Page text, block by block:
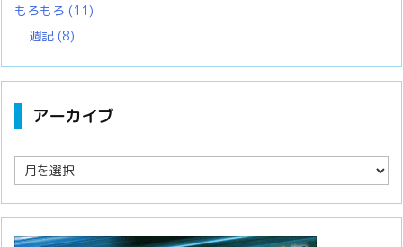
もろもろ (11)
週記 (8)
アーカイブ
ー
カ
イ
ブ